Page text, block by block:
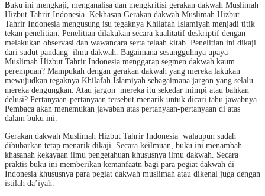
Buku ini mengkaji, menganalisa dan mengkritisi gerakan dakwah Muslimah
Hizbut Tahrir Indonesia. Kekhasan Gerakan dakwah Muslimah Hizbut
Tahrir Indonesia mengusung isu tegaknya Khilafah Islamiyah menjadi titik
tekan penelitian. Penelitian dilakukan secara kualitatif deskriptif dengan
melakukan observasi dan wawancara serta telaah kitab. Penelitian ini dikaji
dari sudut pandang ilmu dakwah. Bagaimana sesungguhnya upaya
Muslimah Hizbut Tahrir Indonesia menggarap segmen dakwah kaum
perempuan? Mampukah dengan gerakan dakwah yang mereka lakukan
mewujudkan tegaknya Khilafah Islamiyah sebagaimana jargon yang selalu
mereka dengungkan. Atau jargon mereka itu sekedar mimpi atau bahkan
delusi? Pertanyaan-pertanyaan tersebut menarik untuk dicari tahu jawabnya.
Pembaca akan menemukan jawaban atas pertanyaan-pertanyaan di atas
dalam buku ini.
Gerakan dakwah Muslimah Hizbut Tahrir Indonesia walaupun sudah
dibubarkan tetap menarik dikaji. Secara keilmuan, buku ini menambah
khasanah kekayaan ilmu pengetahuan khususnya ilmu dakwah. Secara
praktis buku ini memberikan kemanfaatn bagi para pegiat dakwah di
Indonesia khususnya para pegiat dakwah muslimah atau dikenal juga dengan
istilah da’iyah.